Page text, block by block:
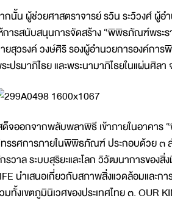
กนั้น ผู้ช่วยศาสตราจารย์ รวิน ระวิวงศ์ ผู้
การสนับสนุนการจัดสร้าง “พิพิธภัณฑ์พระร
ยสุวรงค์ วงษ์ศิริ รองผู้อำนวยการองค์กา
ะปรมาภิไธย และพระนามาภิไธยในแผ่นศิล
ด็จออกจากพลับพลาพิธี เข้าภายในอาคาร
รรศการภายในพิพิธภัณฑ์ ประกอบด้วย ๓ ส่
รวาล ระบบสุริยะและโลก วิวัฒนาการขอ
นำเสนอเกี่ยวกับสภาพสิ่งแวดล้อมและ
มทั้งเขตภูมินิเวศของประเทศไทย ๓. OUR